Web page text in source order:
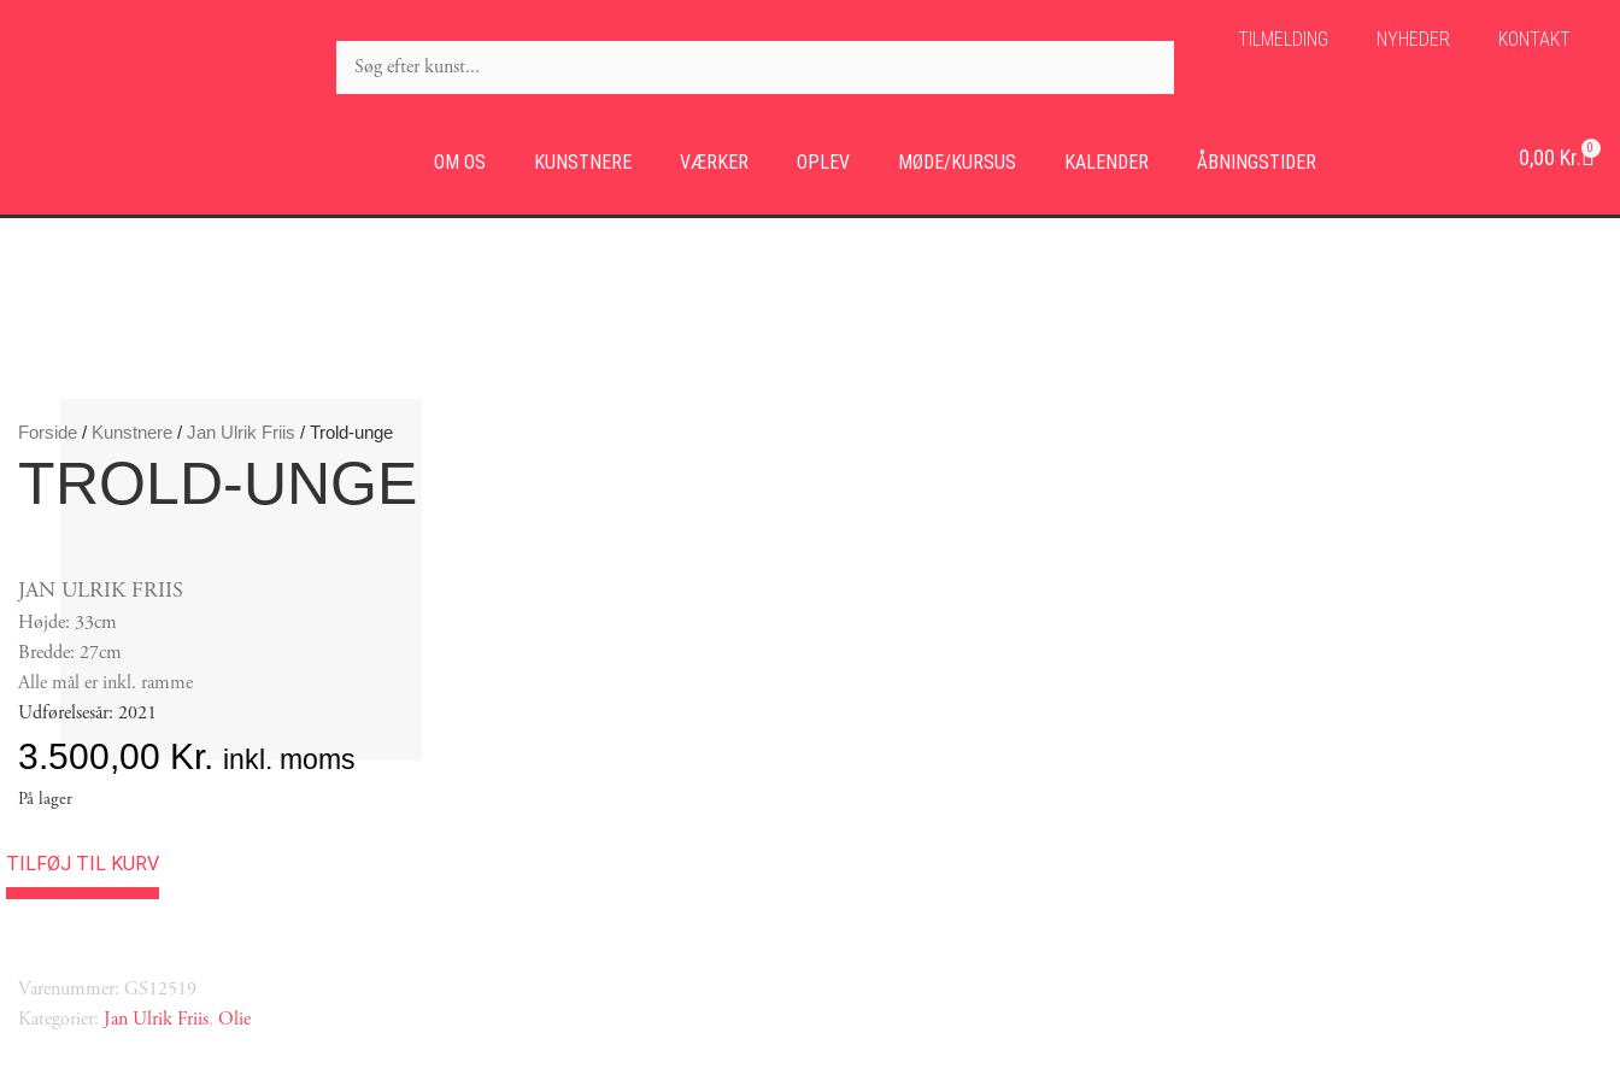
TILMELDING NYHEDER KONTAKT
OM OS KUNSTNERE VÆRKER OPLEV MØDE/KURSUS KALENDER ÅBNINGSTIDER 0,00 Kr. 0
Forside / Kunstnere / Jan Ulrik Friis / Trold-unge
TROLD-UNGE
JAN ULRIK FRIIS
Højde: 33cm
Bredde: 27cm
Alle mål er inkl. ramme
Udførelsesår: 2021
3.500,00 Kr. inkl. moms
På lager
TILFØJ TIL KURV
Varenummer: GS12519
Kategorier: Jan Ulrik Friis, Olie